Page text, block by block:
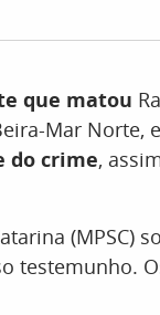
que matou
Mar Norte,
do crime,
(MPSC)
testemunho.